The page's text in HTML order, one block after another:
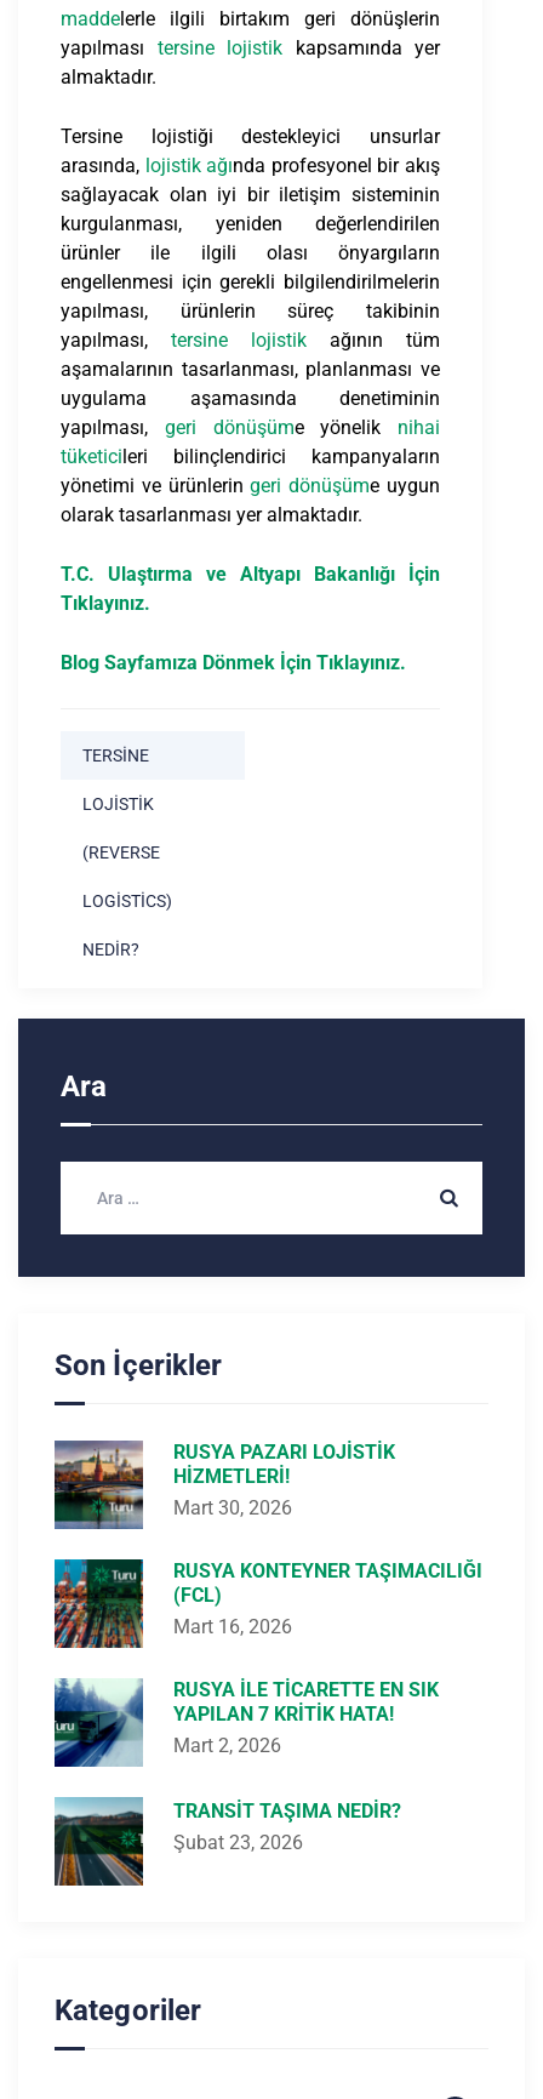
maddelerle ilgili birtakım geri dönüşlerin
yapılması tersine lojistik kapsamında yer
almaktadır.
Tersine lojistiği destekleyici unsurlar
arasında, lojistik ağında profesyonel bir akış
sağlayacak olan iyi bir iletişim sisteminin
kurgulanması, yeniden değerlendirilen
ürünler ile ilgili olası önyargıların
engellenmesi için gerekli bilgilendirilmelerin
yapılması, ürünlerin süreç takibinin
yapılması, tersine lojistik ağının tüm
aşamalarının tasarlanması, planlanması ve
uygulama aşamasında denetiminin
yapılması, geri dönüşüme yönelik nihai
tüketicileri bilinçlendirici kampanyaların
yönetimi ve ürünleringeri dönüşüme uygun
olarak tasarlanması yer almaktadır.
T.C. Ulaştırma ve Altyapı Bakanlığı İçin
Tıklayınız.
Blog Sayfamıza Dönmek İçin Tıklayınız.
TERSINE
LOJISTIK
(REVERSE
LOGISTICS)
NEDIR?
Ara
Son İçerikler
RUSYA PAZARI LOJISTIK
HIZMETLERI!
Mart 30, 2026
RUSYA KONTEYNER TAŞIMACILIĞI
(FCL)
Mart 16, 2026
RUSYA ILE TICARETTE EN SIK
YAPILAN 7 KRITIK HATA!
Mart 2, 2026
TRANSIT TAŞIMA NEDIR?
Şubat 23, 2026
Kategoriler